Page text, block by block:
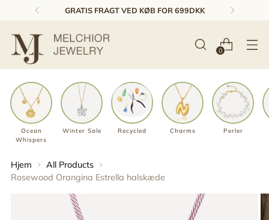
1-3 DAGES LEVERING & GRATIS RETUR*
0
Ocean
Whispers
Winter Sale Recycled Charms Perler
Hjem
All Products
Rosewood Orangina Estrella halskæde